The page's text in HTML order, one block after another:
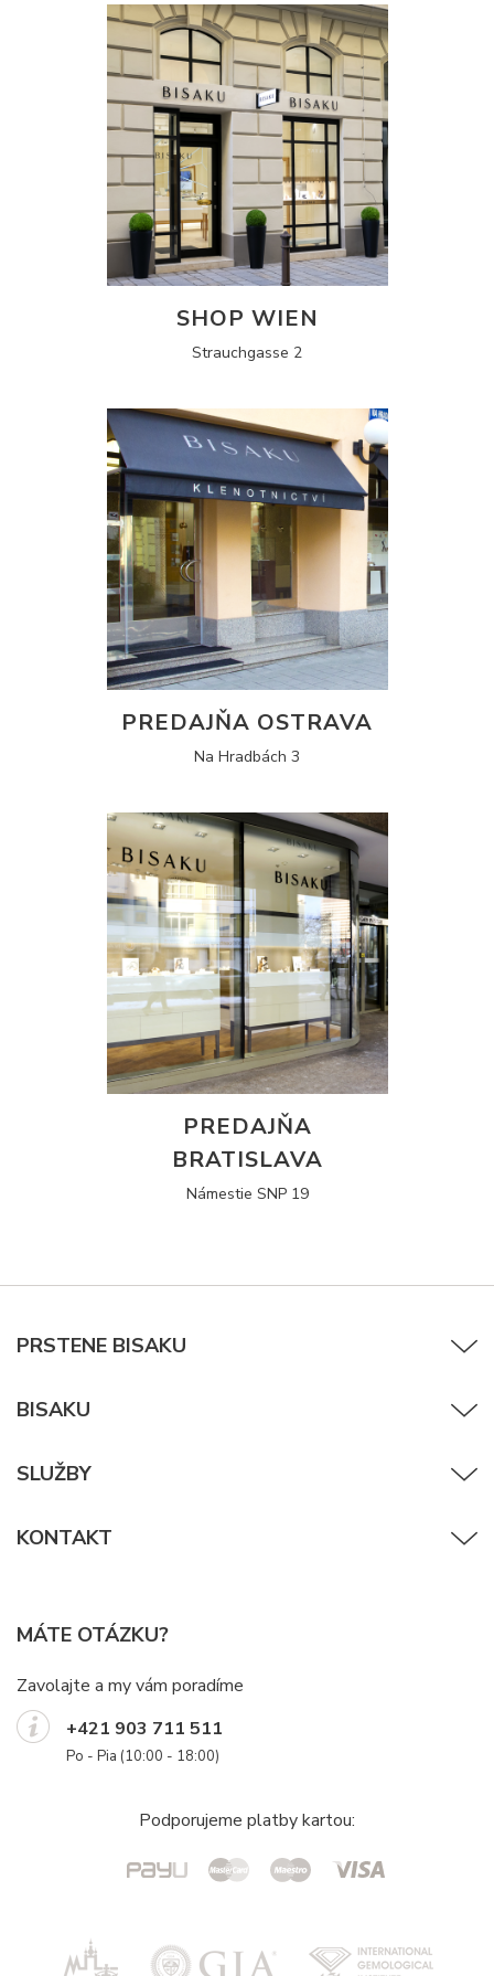
SHOP WIEN
Strauchgasse 2
PREDAJŇA OSTRAVA
Na Hradbách 3
PREDAJŇA
BRATISLAVA
Námestie SNP 19
PRSTENE BISAKU
BISAKU
SLUŽBY
KONTAKT
MÁTE OTÁZKU?
Zavolajte a my vám poradíme
+421 903 711 511
Po - Pia (10:00 - 18:00)
Podporujeme platby kartou: